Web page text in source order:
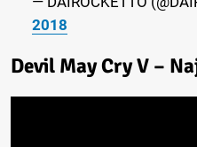
2018
Devil May Cry V –